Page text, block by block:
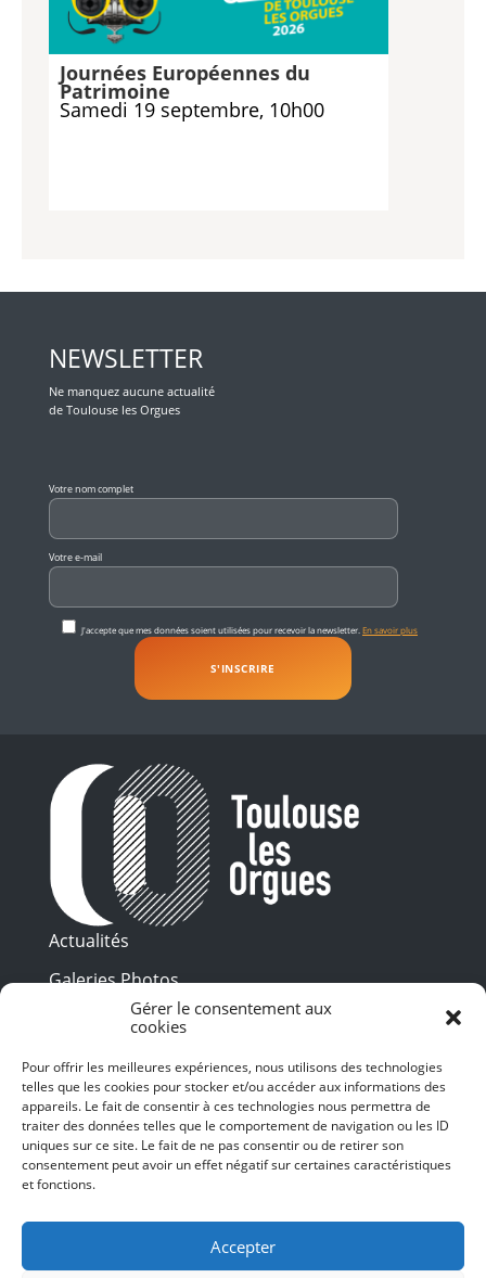
Gérer le consentement aux
cookies
Pour offrir les meilleures expériences, nous utilisons des technologies
telles que les cookies pour stocker et/ou accéder aux informations des
appareils. Le fait de consentir à ces technologies nous permettra de
traiter des données telles que le comportement de navigation ou les ID
uniques sur ce site. Le fait de ne pas consentir ou de retirer son
consentement peut avoir un effet négatif sur certaines caractéristiques
et fonctions.
Accepter
Journées Européennes du
Patrimoine
Samedi 19 septembre, 10h00
NEWSLETTER
Ne manquez aucune actualité
de Toulouse les Orgues
Votre nom complet
Votre e-mail
J'accepte que mes données soient utilisées pour recevoir la newsletter. En savoir plus
Actualités
Galeries Photos
Vidéothèque
Presse
Billetterie
Recrutement
Mentions légales
Politique de confidentialité
SUIVEZ-NOUS